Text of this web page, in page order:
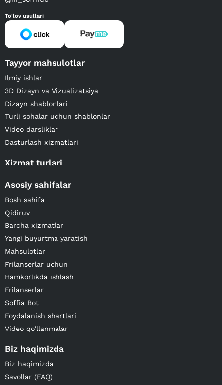
To'lov usullari
Tayyor mahsulotlar
Ilmiy ishlar
3D Dizayn va Vizualizatsiya
Dizayn shablonlari
Turli sohalar uchun shablonlar
Video darsliklar
Dasturlash xizmatlari
Xizmat turlari
Asosiy sahifalar
Bosh sahifa
Qidiruv
Barcha xizmatlar
Yangi buyurtma yaratish
Mahsulotlar
Frilanserlar uchun
Hamkorlikda ishlash
Frilanserlar
Soffia Bot
Foydalanish shartlari
Video qo'llanmalar
Biz haqimizda
Biz haqimizda
Savollar (FAQ)